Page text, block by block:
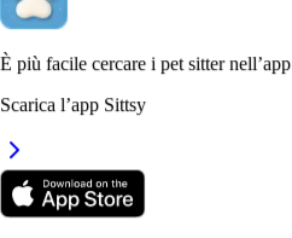
È più facile cercare i pet sitter nell’app
Scarica l’app Sittsy